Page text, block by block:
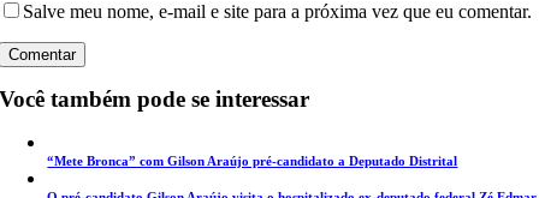
Salve meu nome, e-mail e site para a próxima vez que eu comentar.
Você também pode se interessar
“Mete Bronca” com Gilson Araújo pré-candidato a Deputado Distrital